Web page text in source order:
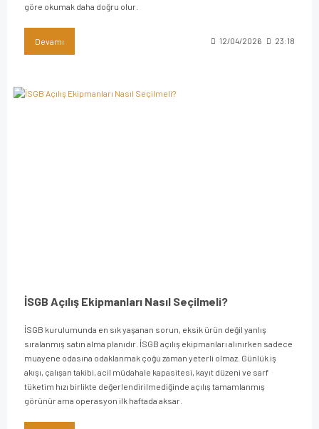
göre okumak daha doğru olur.
Devamı 12/04/2026 23:18
İSGB Açılış Ekipmanları Nasıl Seçilmeli?
İSGB kurulumunda en sık yaşanan sorun, eksik ürün değil yanlış
sıralanmış satın alma planıdır. İSGB açılış ekipmanları alınırken sadece
muayene odasına odaklanmak çoğu zaman yeterli olmaz. Günlük iş
akışı, çalışan takibi, acil müdahale kapasitesi, kayıt düzeni ve sarf
tüketim hızı birlikte değerlendirilmediğinde açılış tamamlanmış
görünür ama operasyon ilk haftada aksar.